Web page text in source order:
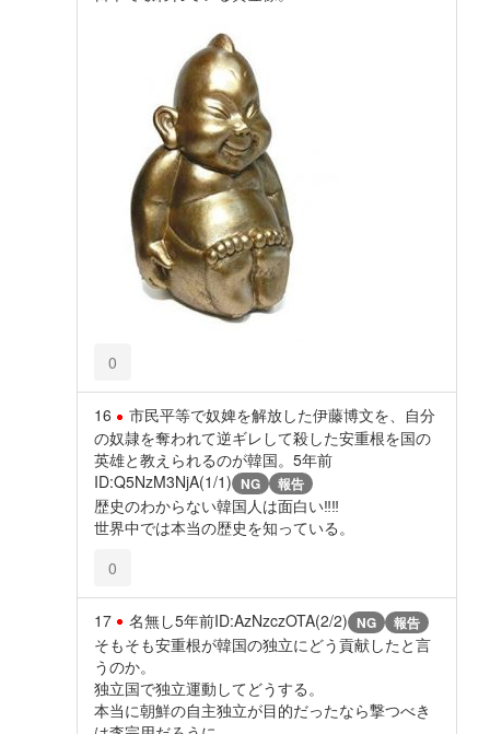
0
16
市民平等で奴婢を解放した伊藤博文を、自分
の奴隷を奪われて逆ギレして殺した安重根を国の
英雄と教えられるのが韓国。 5年前
ID:Q5NzM3NjA(1/1) NG 報告
歴史のわからない韓国人は面白い‼️‼️
世界中では本当の歴史を知っている。
0
17 名無し5年前ID:AzNzczOTA(2/2) NG 報告
そもそも安重根が韓国の独立にどう貢献したと言
うのか。
独立国で独立運動してどうする。
本当に朝鮮の自主独立が目的だったなら撃つべき